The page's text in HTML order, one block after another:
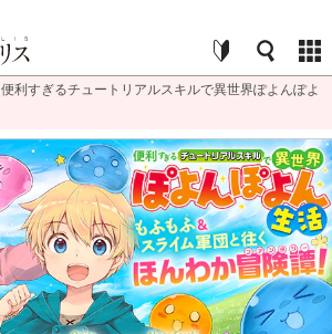
便利すぎるチュートリアルスキルで異世界ぽよんぽよ